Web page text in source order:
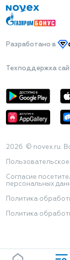
Разработано в
Техподдержка
2026 © novex.ru.
Согласие
персональных
Политика
Политика